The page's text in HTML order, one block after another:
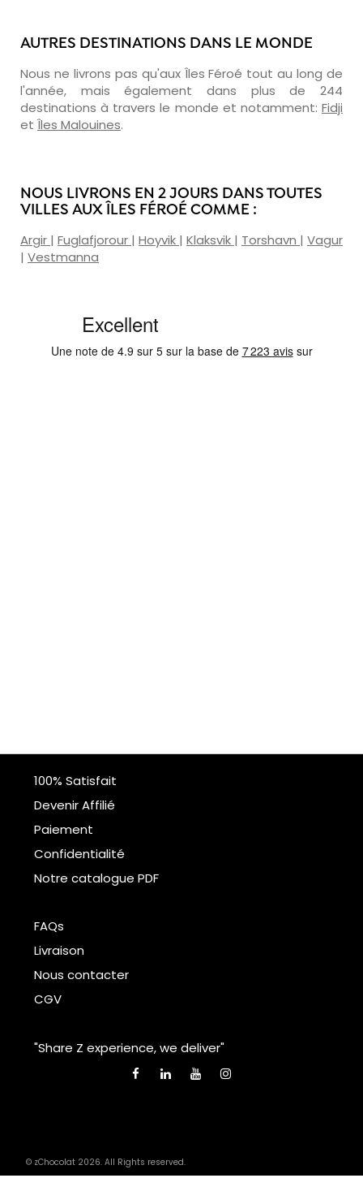
AUTRES DESTINATIONS DANS LE MONDE
Nous ne livrons pas qu'aux Îles Féroé tout au long de
l'année, mais également dans plus de 244
destinations à travers le monde et notamment: Fidji
et Îles Malouines.
NOUS LIVRONS EN 2 JOURS DANS TOUTES
VILLES AUX ÎLES FÉROÉ COMME :
Argir | Fuglafjorour | Hoyvik | Klaksvik | Torshavn | Vagur
| Vestmanna
100% Satisfait
Devenir Affilié
Paiement
Confidentialité
Notre catalogue PDF
FAQs
Livraison
Nous contacter
CGV
"Share Z experience, we deliver"
© zChocolat 2026. All Rights reserved.